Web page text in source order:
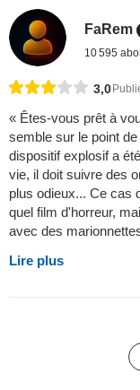
FaRem
10 595
3,0
« Êtes-vous prêt à
semble sur le point
dispositif explosif a
vie, il doit suivre des
plus odieux... Ce cas
quel film d'horreur,
avec des
Lire plus